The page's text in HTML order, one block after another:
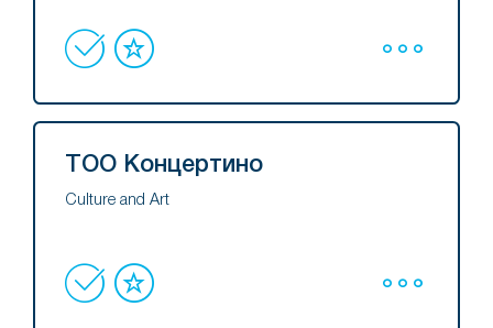
ТОО Концертино
Culture and Art